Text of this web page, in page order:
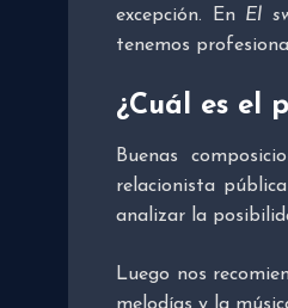
excepción. En El
tenemos
¿Cuál es el
Buenas
relacionista
analizar la
Luego nos